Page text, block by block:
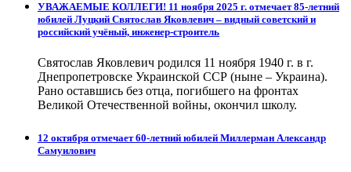
УВАЖАЕМЫЕ КОЛЛЕГИ! 11 ноября 2025 г. отмечает 85-летний
юбилей Луцкий Святослав Яковлевич – видный советский и
российский учёный, инженер-строитель
Святослав Яковлевич родился 11 ноября 1940 г. в г.
Днепропетровске Украинской ССР (ныне – Украина).
Рано оставшись без отца, погибшего на фронтах
Великой Отечественной войны, окончил школу.
12 октября отмечает 60-летний юбилей Миллерман Александр
Самуилович